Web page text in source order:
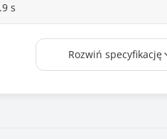
s
Rozwiń specyfikację